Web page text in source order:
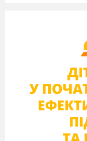
Нанесення на
області крайніх
області,
Мета роботи:
карту
карті свій